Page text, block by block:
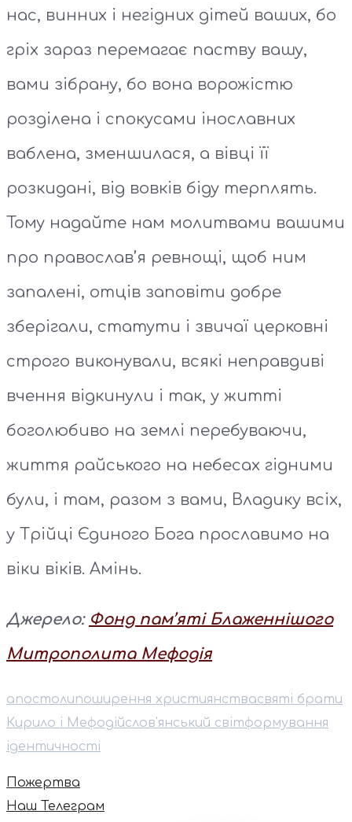
нас, винних і негідних дітей ваших, бо
гріх зараз перемагає паству вашу,
вами зібрану, бо вона ворожістю
розділена і спокусами інославних
ваблена, зменшилася, а вівці її
розкидані, від вовків біду терплять.
Тому надайте нам молитвами вашими
про православ’я ревнощі, щоб ним
запалені, отців заповіти добре
зберігали, статути і звичаї церковні
строго виконували, всякі неправдиві
вчення відкинули і так, у житті
боголюбиво на землі перебуваючи,
життя райського на небесах гідними
були, і там, разом з вами, Владику всіх,
у Трійці Єдиного Бога прославимо на
віки віків. Амінь.
Джерело: Фонд пам’яті Блаженнішого
Митрополита Мефодія
апостолипоширення християнствасвяті брати
Кирило і Мефодійслов'янський світформування
ідентичності
Пожертва
Наш Телеграм